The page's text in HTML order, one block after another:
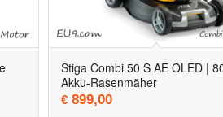
5.00
Stiga Combi 50 S AE OLED |
Akku-Rasenmäher
€ 899,00